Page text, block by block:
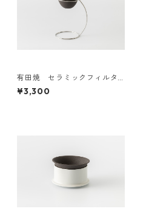
有田焼 セラミックフィルタ
ー＆スタンドセット Japan do
mestic
¥3,300